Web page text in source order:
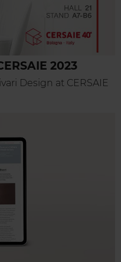
2023
Design at CERSAIE